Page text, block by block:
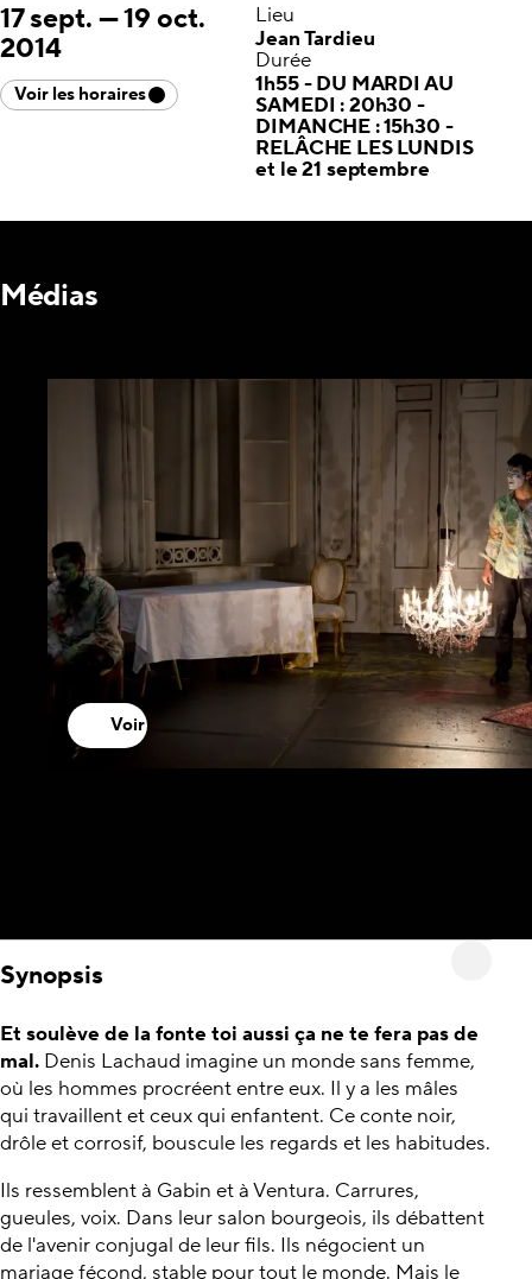
17 sept. —19 oct.
2014
Voir les horaires
Lieu
Jean Tardieu
Durée
1h55 - DU MARDI AU
SAMEDI : 20h30 -
DIMANCHE : 15h30 -
RELÂCHE LES LUNDIS
et le 21 septembre
Médias
Voir
Synopsis
Et soulève de la fonte toi aussi ça ne te fera pas de
mal. Denis Lachaud imagine un monde sans femme,
où les hommes procréent entre eux. Il y a les mâles
qui travaillent et ceux qui enfantent. Ce conte noir,
drôle et corrosif, bouscule les regards et les habitudes.
Ils ressemblent à Gabin et à Ventura. Carrures,
gueules, voix. Dans leur salon bourgeois, ils débattent
de l'avenir conjugal de leur fils. Ils négocient un
mariage fécond, stable pour tout le monde. Mais le